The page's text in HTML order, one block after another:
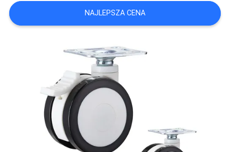
O
WYCENĘ
PRIVACY
POLICY
NAJLEPSZA CENA